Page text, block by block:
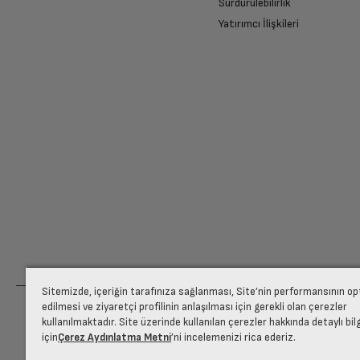
Ekran Boyutu
Ekran Çözünürlüğü
Sürdürülebilirlik
Yatırımcı İlişkileri
Sitemizde, içeriğin tarafınıza sağlanması, Site’nin performansının
edilmesi ve ziyaretçi profilinin anlaşılması için gerekli olan çerezler
kullanılmaktadır. Site üzerinde kullanılan çerezler hakkında detaylı
içinÇerez Aydınlatma Metni’ni incelemenizi rica ederiz.